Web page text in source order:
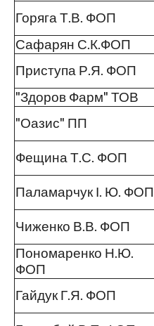
Горяга Т.В. ФОП
Сафарян С.К.ФОП
Приступа Р.Я. ФОП
"Здоров Фарм" ТОВ
"Оазис" ПП
Фещина Т.С. ФОП
Паламарчук І. Ю. ФОП
Чиженко В.В. ФОП
Пономаренко Н.Ю.
ФОП
Гайдук Г.Я. ФОП